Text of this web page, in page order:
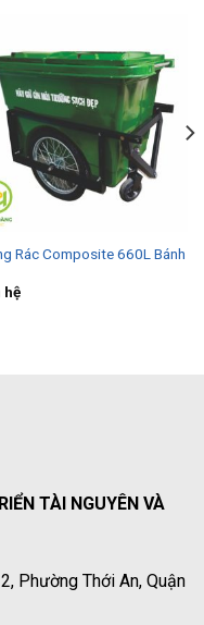
Rác Composite 660L Bánh
hệ
TÀI NGUYÊN VÀ
Phường Thới An, Quận